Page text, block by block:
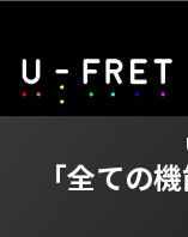
「全ての